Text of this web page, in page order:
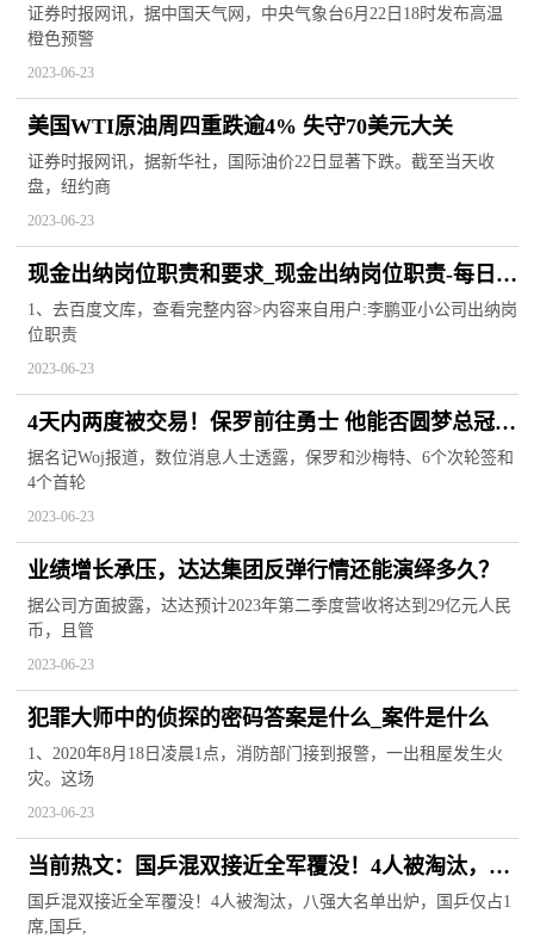
高温可达40℃左右
证券时报网讯，据中国天气网，中央气象台6月22日18时发布高温
橙色预警
2023-06-23
美国WTI原油周四重跌逾4% 失守70美元大关
证券时报网讯，据新华社，国际油价22日显著下跌。截至当天收
盘，纽约商
2023-06-23
现金出纳岗位职责和要求_现金出纳岗位职责-每日聚
焦
1、去百度文库，查看完整内容>内容来自用户:李鹏亚小公司出纳岗
位职责
2023-06-23
4天内两度被交易！保罗前往勇士 他能否圆梦总冠
军？
据名记Woj报道，数位消息人士透露，保罗和沙梅特、6个次轮签和
4个首轮
2023-06-23
业绩增长承压，达达集团反弹行情还能演绎多久？
据公司方面披露，达达预计2023年第二季度营收将达到29亿元人民
币，且管
2023-06-23
犯罪大师中的侦探的密码答案是什么_案件是什么
1、2020年8月18日凌晨1点，消防部门接到报警，一出租屋发生火
灾。这场
2023-06-23
当前热文：国乒混双接近全军覆没！4人被淘汰，八
强大名单出炉，国乒仅占1席
国乒混双接近全军覆没！4人被淘汰，八强大名单出炉，国乒仅占1
席,国乒,